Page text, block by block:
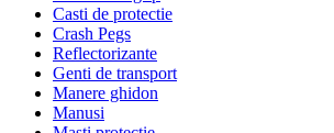
Casti de protectie
Crash Pegs
Reflectorizante
Genti de transport
Manere ghidon
Manusi